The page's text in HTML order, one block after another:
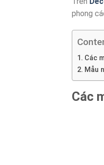
phong
Các
Mẫu
Các